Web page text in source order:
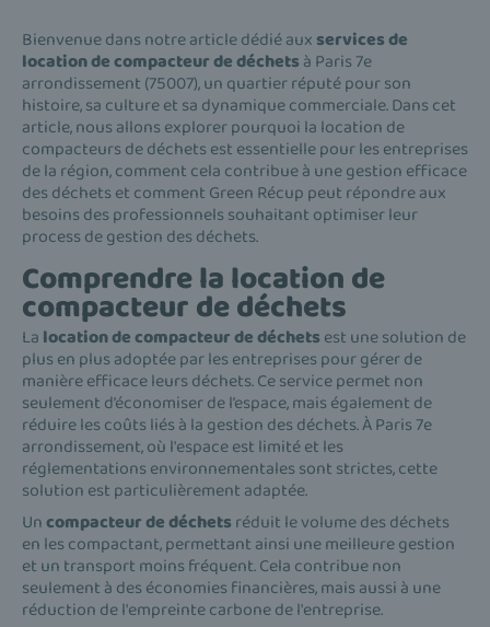
Bienvenue dans notre article dédié aux services de
location de compacteur de déchets à Paris 7e
arrondissement (75007), un quartier réputé pour son
histoire, sa culture et sa dynamique commerciale. Dans cet
article, nous allons explorer pourquoi la location de
compacteurs de déchets est essentielle pour les entreprises
de la région, comment cela contribue à une gestion efficace
des déchets et comment Green Récup peut répondre aux
besoins des professionnels souhaitant optimiser leur
process de gestion des déchets.
Comprendre la location de
compacteur de déchets
La location de compacteur de déchets est une solution de
plus en plus adoptée par les entreprises pour gérer de
manière efficace leurs déchets. Ce service permet non
seulement d’économiser de l’espace, mais également de
réduire les coûts liés à la gestion des déchets. À Paris 7e
arrondissement, où l'espace est limité et les
réglementations environnementales sont strictes, cette
solution est particulièrement adaptée.
Uncompacteur de déchets réduit le volume des déchets
en les compactant, permettant ainsi une meilleure gestion
et un transport moins fréquent. Cela contribue non
seulement à des économies financières, mais aussi à une
réduction de l'empreinte carbone de l'entreprise.